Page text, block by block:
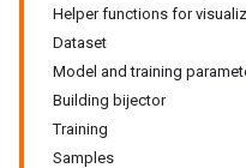
Helper functions for
Dataset
Model and training
Building bijector
Training
Samples